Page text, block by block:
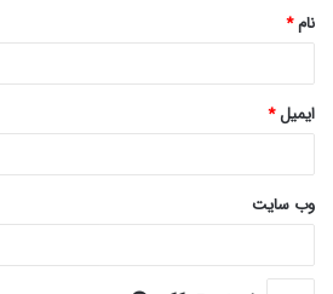
نام*
ایمیل*
وب‌ سایت